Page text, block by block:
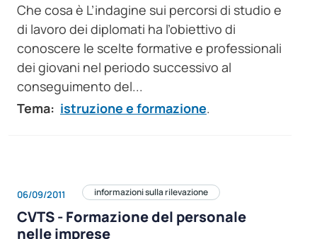
Che cosa è L’indagine sui percorsi di studio e
di lavoro dei diplomati ha l’obiettivo di
conoscere le scelte formative e professionali
dei giovani nel periodo successivo al
conseguimento del...
Tema: istruzione e formazione.
06/09/2011 informazioni sulla rilevazione
CVTS - Formazione del personale
nelle imprese